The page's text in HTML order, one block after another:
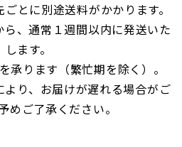
とに別途送料がかかります。
、通常１週間以内に発送いた
します。
承ります（繁忙期を除く）。
り、お届けが遅れる場合がご
めご了承ください。